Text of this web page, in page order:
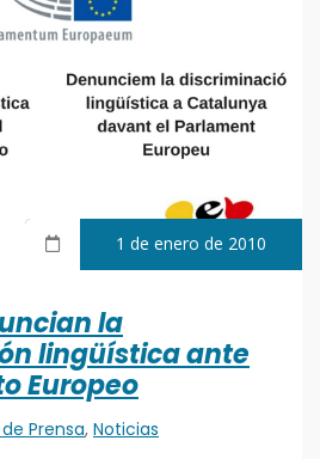
1 de enero de 2010
la
lingüística ante
Europeo
Prensa, Noticias